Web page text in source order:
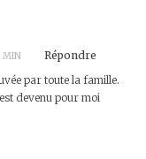
MIN
Répondre
par toute la famille.
devenu pour moi